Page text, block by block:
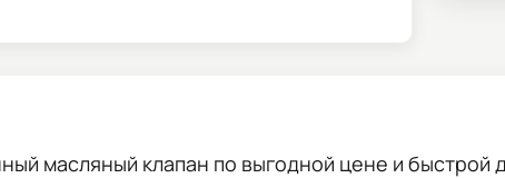
масляный клапан по выгодной цене и быстрой